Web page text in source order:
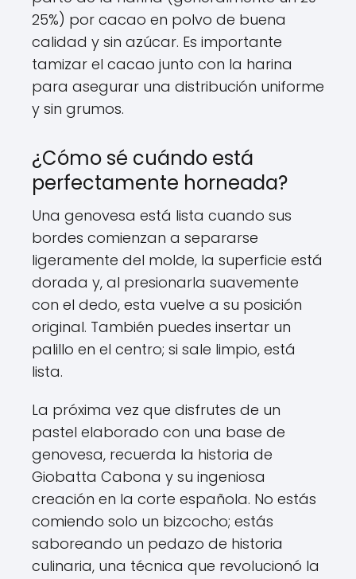
25%) por cacao en polvo de buena
calidad y sin azúcar. Es importante
tamizar el cacao junto con la harina
para asegurar una distribución uniforme
y sin grumos.
¿Cómo sé cuándo está
perfectamente horneada?
Una genovesa está lista cuando sus
bordes comienzan a separarse
ligeramente del molde, la superficie está
dorada y, al presionarla suavemente
con el dedo, esta vuelve a su posición
original. También puedes insertar un
palillo en el centro; si sale limpio, está
lista.
La próxima vez que disfrutes de un
pastel elaborado con una base de
genovesa, recuerda la historia de
Giobatta Cabona y su ingeniosa
creación en la corte española. No estás
comiendo solo un bizcocho; estás
saboreando un pedazo de historia
culinaria, una técnica que revolucionó la